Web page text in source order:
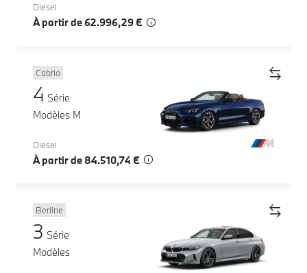
Diesel
À partir de 62.996,29 €
Cabrio
4 Série
Modèles M
Diesel
À partir de 84.510,74 €
Berline
3 Série
Modèles